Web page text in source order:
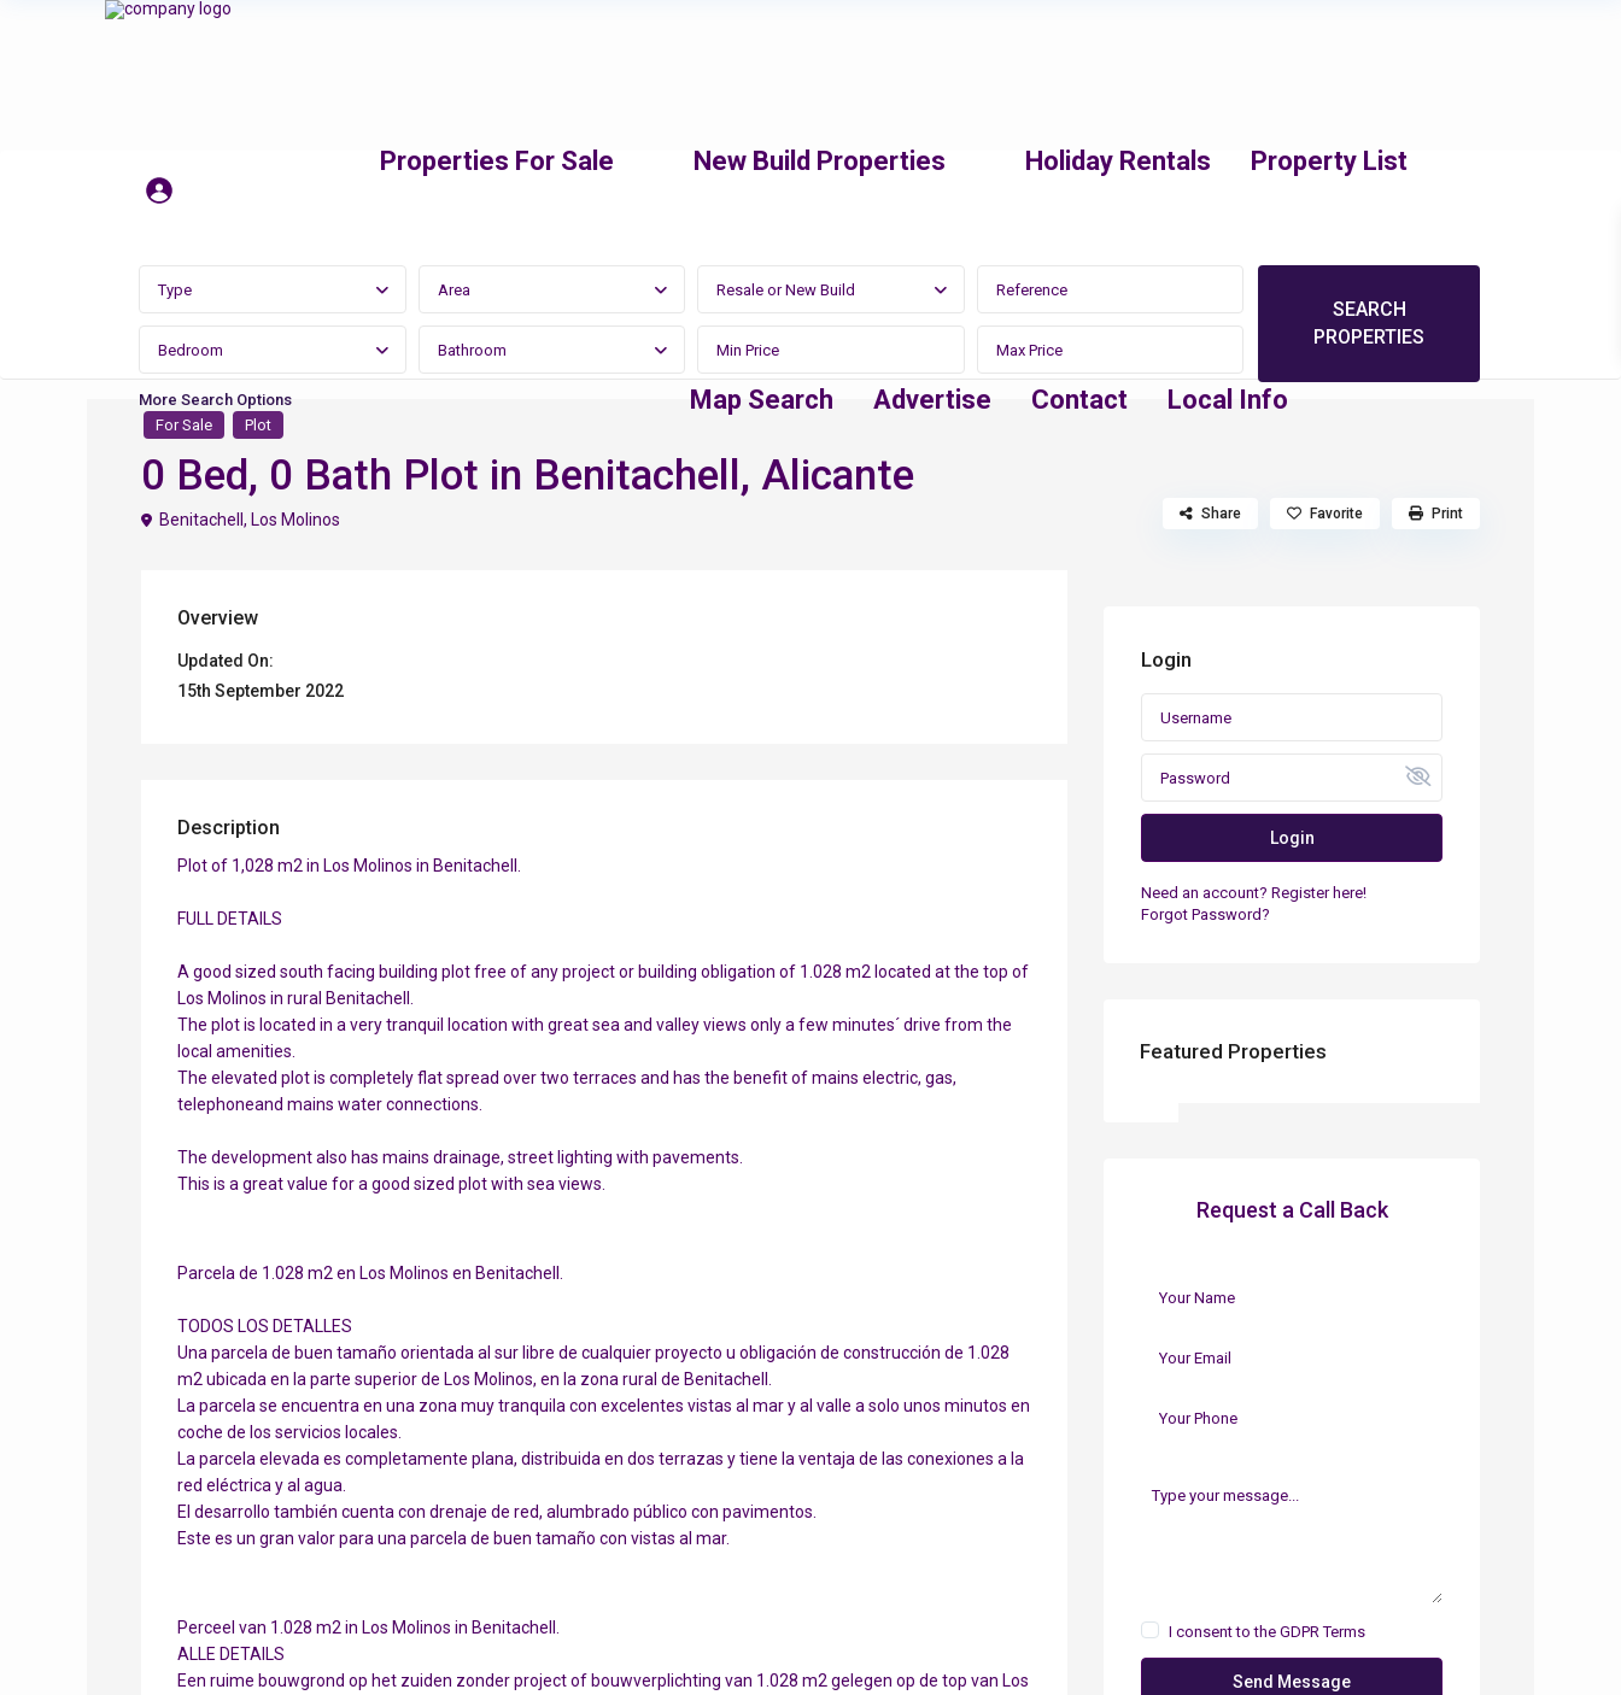
Properties For Sale New Build Properties Holiday Rentals Property List
Map Search Advertise Contact Local Info
Type Area Resale or New Build
Bedroom Bathroom
More Search Options
For Sale
Plot
0 Bed, 0 Bath Plot in Benitachell, Alicante
Benitachell , Los Molinos Share Favorite Print
Overview
Updated On:
15th September 2022
Description
Plot of 1,028 m2 in Los Molinos in Benitachell.
FULL DETAILS
A good sized south facing building plot free of any project or building obligation of 1.028 m2 located at the top of
Los Molinos in rural Benitachell.
The plot is located in a very tranquil location with great sea and valley views only a few minutes´ drive from the
local amenities.
The elevated plot is completely flat spread over two terraces and has the benefit of mains electric, gas,
telephoneand mains water connections.
The development also has mains drainage, street lighting with pavements.
This is a great value for a good sized plot with sea views.
Parcela de 1.028 m2 en Los Molinos en Benitachell.
TODOS LOS DETALLES
Una parcela de buen tamaño orientada al sur libre de cualquier proyecto u obligación de construcción de 1.028
m2 ubicada en la parte superior de Los Molinos, en la zona rural de Benitachell.
La parcela se encuentra en una zona muy tranquila con excelentes vistas al mar y al valle a solo unos minutos en
coche de los servicios locales.
La parcela elevada es completamente plana, distribuida en dos terrazas y tiene la ventaja de las conexiones a la
red eléctrica y al agua.
El desarrollo también cuenta con drenaje de red, alumbrado público con pavimentos.
Este es un gran valor para una parcela de buen tamaño con vistas al mar.
Perceel van 1.028 m2 in Los Molinos in Benitachell.
ALLE DETAILS
Een ruime bouwgrond op het zuiden zonder project of bouwverplichting van 1.028 m2 gelegen op de top van Los
Login
Login
Need an account? Register here!
Forgot Password?
Featured Properties
Request a Call Back
I consent to the GDPR Terms
Send Message